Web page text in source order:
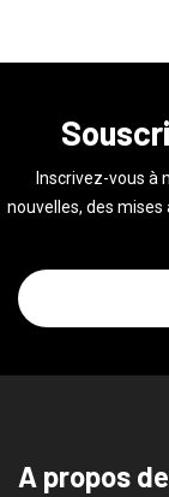
Inscrivez-vous à
nouvelles, des
A propos